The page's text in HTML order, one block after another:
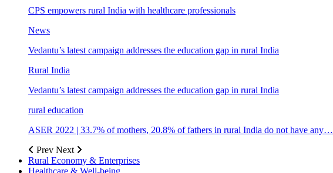
CPS empowers rural India with healthcare professionals
News
Vedantu’s latest campaign addresses the education gap in rural India
Rural India
Vedantu’s latest campaign addresses the education gap in rural India
rural education
ASER 2022 | 33.7% of mothers, 20.8% of fathers in rural India do not have any…
Prev Next
Rural Economy & Enterprises
Healthcare & Well-being